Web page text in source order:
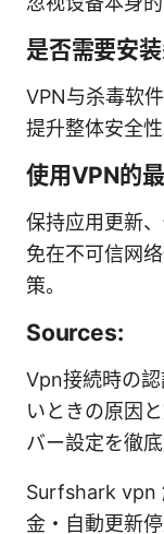
是否需要安
VPN与杀毒软
提升整体安全性
使用VPN的
保持应用更新
免在不可信网
策。
Sources:
Vpn接続時の
いときの原因
バー設定を徹
Surfshark vpn
金・自動更新